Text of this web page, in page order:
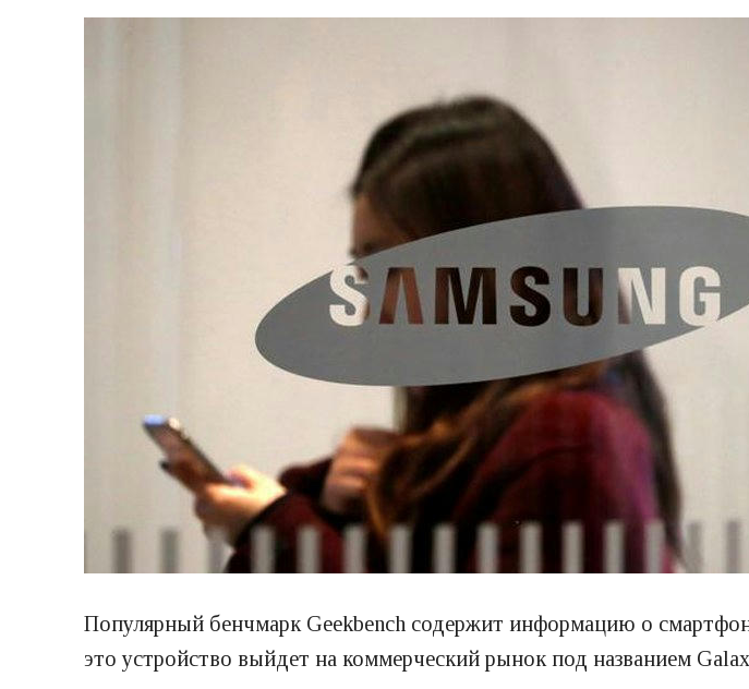
Популярный бенчмарк Geekbench содержит информацию о
это устройство выйдет на коммерческий рынок под названием